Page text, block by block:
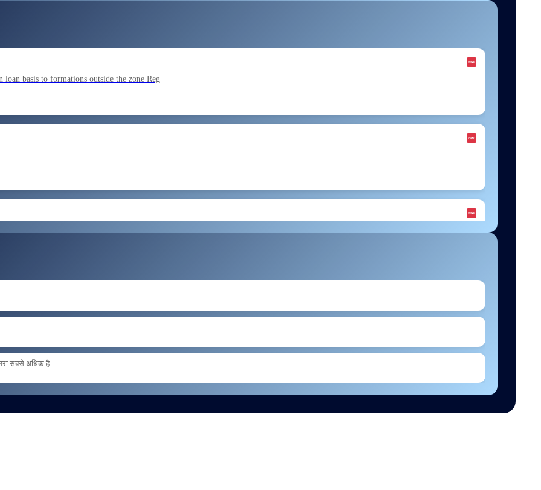
by SSC on the basis of result of CombIned Graduate Level E
on U hRM the basis of result of Combined Graduate Level E
basis to formations outside the zone Reg
POSTING OF INSPECTORS REG
सबसे अधिक है